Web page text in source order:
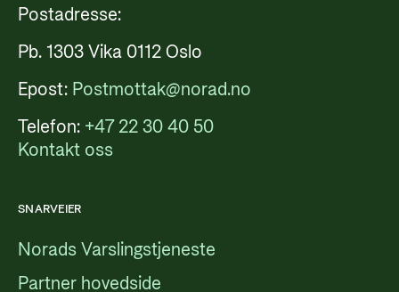
Postadresse:
Pb. 1303 Vika 0112 Oslo
Epost: Postmottak@norad.no
Telefon: +47 22 30 40 50
Kontakt oss
SNARVEIER
Norads Varslingstjeneste
Partner hovedside